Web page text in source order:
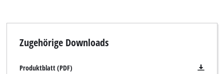
Zugehörige Downloads
Produktblatt (PDF)